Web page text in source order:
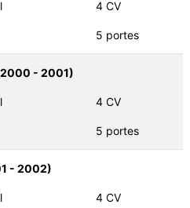
4 CV
5 portes
- 2001)
4 CV
5 portes
- 2002)
4 CV